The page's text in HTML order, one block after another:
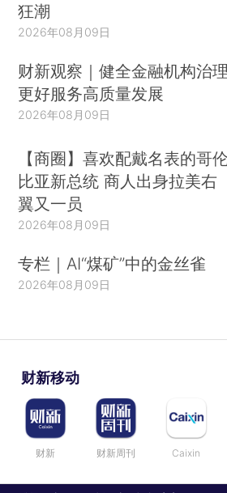
狂潮
2026年08月09日
财新观察｜健全金融机构治理
更好服务高质量发展
2026年08月09日
【商圈】喜欢配戴名表的哥
比亚新总统 商人出身拉美右
翼又一员
2026年08月09日
专栏｜AI“煤矿”中的金丝雀
2026年08月09日
财新移动
财新 财新周刊 Caixin